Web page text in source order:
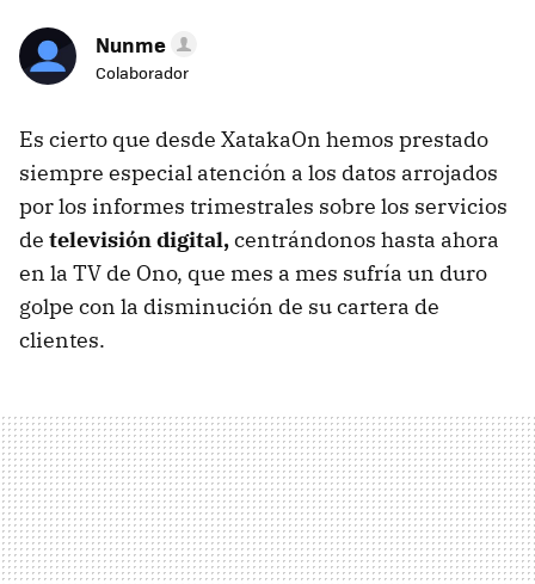
Nunme
Colaborador
Es cierto que desde XatakaOn hemos prestado
siempre especial atención a los datos arrojados
por los informes trimestrales sobre los servicios
de televisión digital,centrándonos hasta ahora
en la TV de Ono, que mes a mes sufría un duro
golpe con la disminución de su cartera de
clientes.